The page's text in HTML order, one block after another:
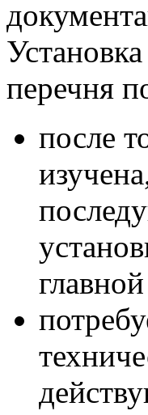
перечня
после